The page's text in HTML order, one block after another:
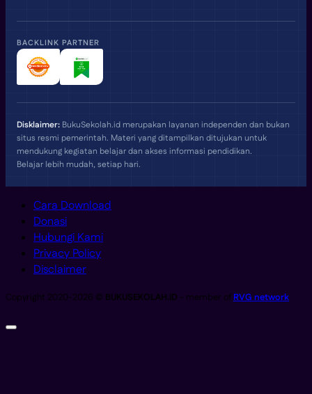
BACKLINK PARTNER
Disklaimer: BukuSekolah.id merupakan layanan independen dan bukan
situs resmi pemerintah. Materi yang ditampilkan ditujukan untuk
mendukung kegiatan belajar dan akses informasi pendidikan.
Belajar lebih mudah, setiap hari.
Cara Download
Donasi
Hubungi Kami
Privacy Policy
Disclaimer
Copyright 2020-2026 © BUKUSEKOLAH.ID - member of RVG network